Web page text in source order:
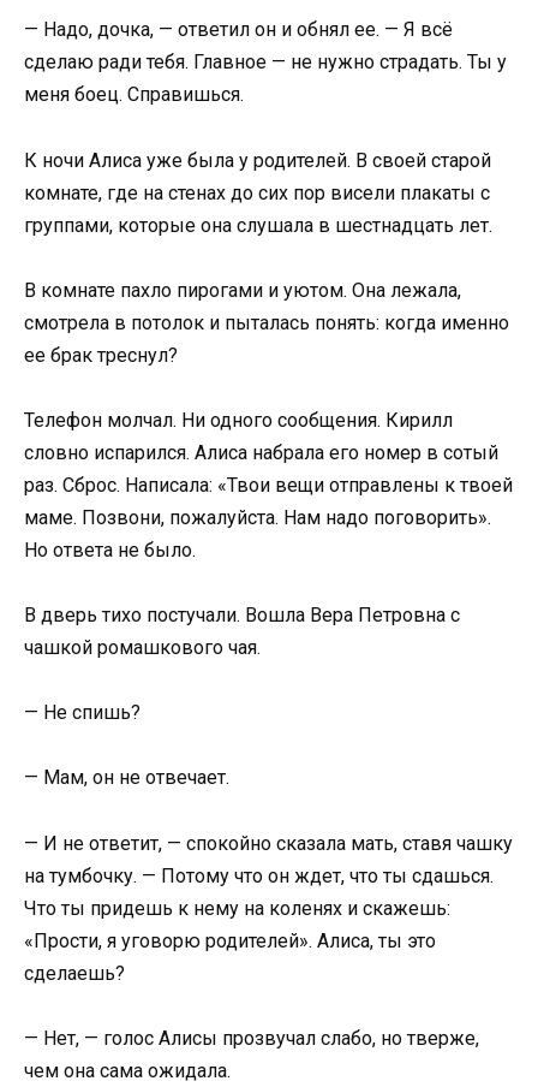
— Надо, дочка, — ответил он и обнял ее. — Я всё
сделаю ради тебя. Главное — не нужно страдать. Ты у
меня боец. Справишься.
К ночи Алиса уже была у родителей. В своей старой
комнате, где на стенах до сих пор висели плакаты с
группами, которые она слушала в шестнадцать лет.
В комнате пахло пирогами и уютом. Она лежала,
смотрела в потолок и пыталась понять: когда именно
ее брак треснул?
Телефон молчал. Ни одного сообщения. Кирилл
словно испарился. Алиса набрала его номер в сотый
раз. Сброс. Написала: «Твои вещи отправлены к твоей
маме. Позвони, пожалуйста. Нам надо поговорить».
Но ответа не было.
В дверь тихо постучали. Вошла Вера Петровна с
чашкой ромашкового чая.
— Не спишь?
— Мам, он не отвечает.
— И не ответит, — спокойно сказала мать, ставя чашку
на тумбочку. — Потому что он ждет, что ты сдашься.
Что ты придешь к нему на коленях и скажешь:
«Прости, я уговорю родителей». Алиса, ты это
сделаешь?
— Нет, — голос Алисы прозвучал слабо, но тверже,
чем она сама ожидала.